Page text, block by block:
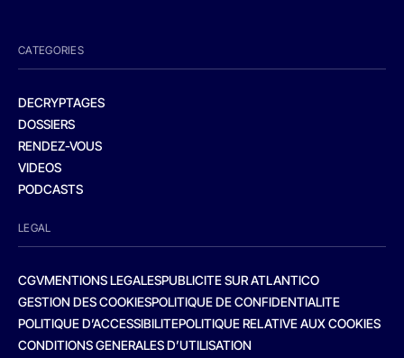
CATEGORIES
DECRYPTAGES
DOSSIERS
RENDEZ-VOUS
VIDEOS
PODCASTS
LEGAL
CGVMENTIONS LEGALESPUBLICITE SUR ATLANTICO
GESTION DES COOKIESPOLITIQUE DE CONFIDENTIALITE
POLITIQUE D’ACCESSIBILITEPOLITIQUE RELATIVE AUX COOKIES
CONDITIONS GENERALES D’UTILISATION